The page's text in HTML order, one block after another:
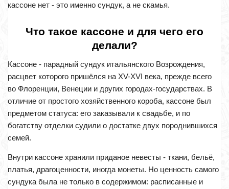
кассоне нет - это именно сундук, а не скамья.
Что такое кассоне и для чего его
делали?
Кассоне - парадный сундук итальянского Возрождения,
расцвет которого пришёлся на XV-XVI века, прежде всего
во Флоренции, Венеции и других городах-государствах. В
отличие от простого хозяйственного короба, кассоне был
предметом статуса: его заказывали к свадьбе, и по
богатству отделки судили о достатке двух породнившихся
семей.
Внутри кассоне хранили приданое невесты - ткани, бельё,
платья, драгоценности, иногда монеты. Но ценность самого
сундука была не только в содержимом: расписанные и